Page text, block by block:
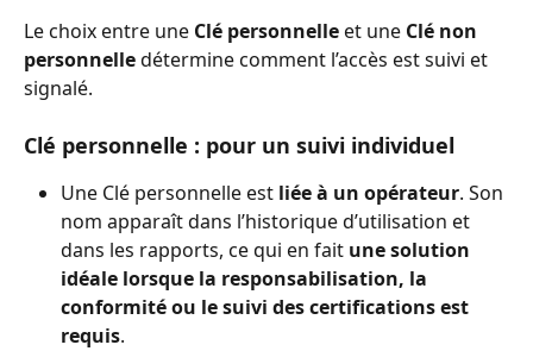
Le choix entre une Clé personnelle et une Clé non
personnelle détermine comment l’accès est suivi et
signalé.
Clé personnelle : pour un suivi individuel
Une Clé personnelle est liée à un opérateur. Son
nom apparaît dans l’historique d’utilisation et
dans les rapports, ce qui en fait une solution
idéale lorsque la responsabilisation, la
conformité ou le suivi des certifications est
requis.